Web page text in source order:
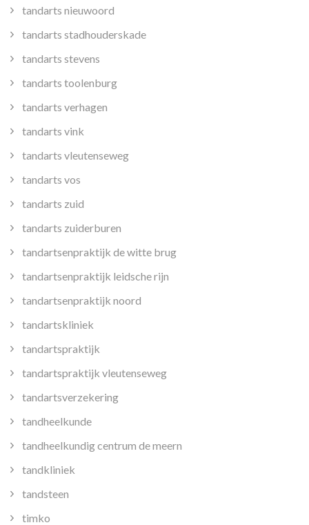
tandarts nieuwoord
tandarts stadhouderskade
tandarts stevens
tandarts toolenburg
tandarts verhagen
tandarts vink
tandarts vleutenseweg
tandarts vos
tandarts zuid
tandarts zuiderburen
tandartsenpraktijk de witte brug
tandartsenpraktijk leidsche rijn
tandartsenpraktijk noord
tandartskliniek
tandartspraktijk
tandartspraktijk vleutenseweg
tandartsverzekering
tandheelkunde
tandheelkundig centrum de meern
tandkliniek
tandsteen
timko